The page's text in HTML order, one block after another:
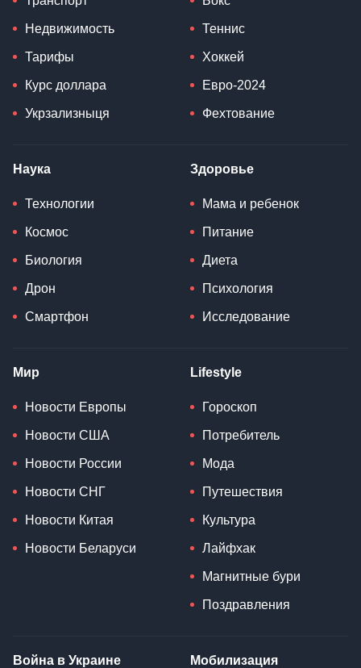
Недвижимость
Тарифы
Курс доллара
Укрзализныця
Теннис
Хоккей
Евро-2024
Фехтование
Наука
Технологии
Космос
Биология
Дрон
Смартфон
Здоровье
Мама и ребенок
Питание
Диета
Психология
Исследование
Мир
Новости Европы
Новости США
Новости России
Новости СНГ
Новости Китая
Новости Беларуси
Lifestyle
Гороскоп
Потребитель
Мода
Путешествия
Культура
Лайфхак
Магнитные бури
Поздравления
Война в Украине Мобилизация